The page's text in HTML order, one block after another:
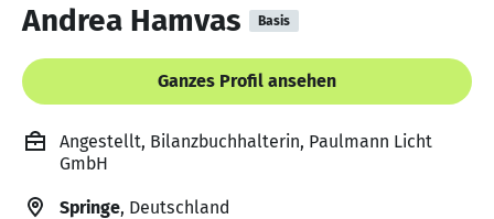
Andrea Hamvas Basis
Ganzes Profil ansehen
Angestellt, Bilanzbuchhalterin, Paulmann Licht
GmbH
Springe, Deutschland